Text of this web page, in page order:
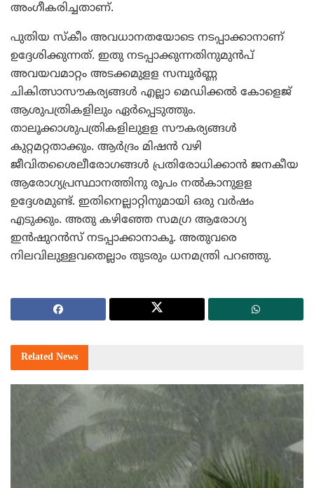
അംഗീകരിച്ചതാണ്.
പുതിയ സ്‌കീം അവധാനതയോടെ നടപ്പാക്കാനാണ്
ഉദ്ദേശിക്കുന്നത്. ഇതു നടപ്പാക്കുന്നതിനുമുന്‍പ്
അവയവമാറ്റം അടക്കമുളള സമ്പൂര്‍ണ്ണ
ചികിത്സാസൗകര്യങ്ങള്‍ എല്ലാ മെഡിക്കല്‍ കോളെജ്
ആശുപത്രികളിലും ഏര്‍പ്പെടുത്തും.
താലൂക്കാശുപത്രികളിലുളള സൗകര്യങ്ങള്‍
കുറ്റമറ്റതാക്കും. ആര്‍ദ്രം മിഷന്‍ വഴി
ജീവിതശൈലീരോഗങ്ങള്‍ പ്രതിരോധിക്കാന്‍ ജനകീയ
ആരോഗ്യപ്രസ്ഥാനത്തിനു രൂപം നല്‍കാനുളള
ഉദ്ദേശമുണ്ട്. ഇതിനെല്ലാറ്റിനുമായി ഒരു വര്‍ഷം
എടുക്കും. അതു കഴിഞ്ഞേ സമഗ്ര ആരോഗ്യ
ഇന്‍ഷുറന്‍സ് നടപ്പാക്കാനാകൂ. അതുവരെ
നിലവിലുള്ളവതെല്ലാം തുടരും ധനമന്ത്രി പറഞ്ഞു.
Related News